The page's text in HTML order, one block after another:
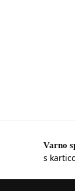
Varno
s